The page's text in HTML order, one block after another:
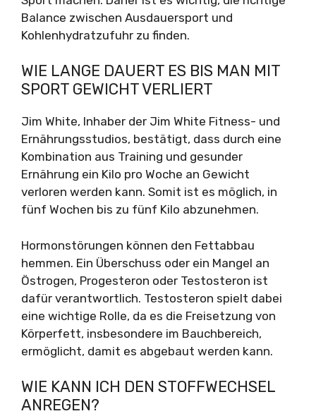
Balance zwischen Ausdauersport und
Kohlenhydratzufuhr zu finden.
WIE LANGE DAUERT ES BIS MAN MIT
SPORT GEWICHT VERLIERT
Jim White, Inhaber der Jim White Fitness- und
Ernährungsstudios, bestätigt, dass durch eine
Kombination aus Training und gesunder
Ernährung ein Kilo pro Woche an Gewicht
verloren werden kann. Somit ist es möglich, in
fünf Wochen bis zu fünf Kilo abzunehmen.
Hormonstörungen können den Fettabbau
hemmen. Ein Überschuss oder ein Mangel an
Östrogen, Progesteron oder Testosteron ist
dafür verantwortlich. Testosteron spielt dabei
eine wichtige Rolle, da es die Freisetzung von
Körperfett, insbesondere im Bauchbereich,
ermöglicht, damit es abgebaut werden kann.
WIE KANN ICH DEN STOFFWECHSEL
ANREGEN?